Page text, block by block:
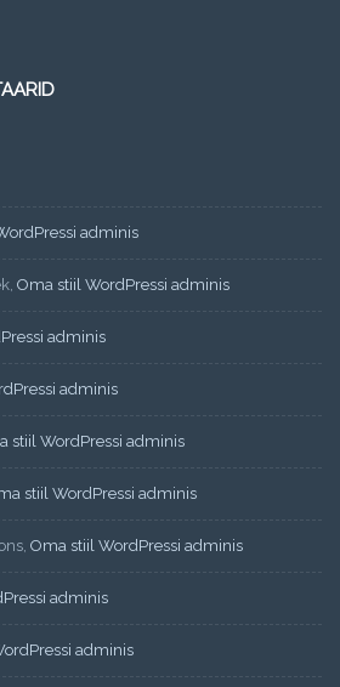
adminis
, Oma stiil WordPressi adminis
adminis
adminis
stiil WordPressi adminis
stiil WordPressi adminis
, Oma stiil WordPressi adminis
adminis
adminis